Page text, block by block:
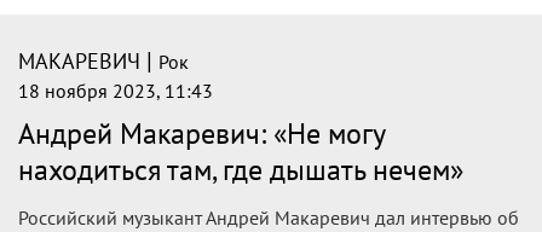
МАКАРЕВИЧ | Рок
18 ноября 2023, 11:43
Андрей Макаревич: «Не могу
находиться там, где дышать нечем»
Российский музыкант Андрей Макаревич дал интервью об